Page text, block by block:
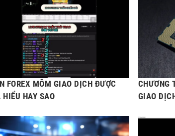
FOREX MÕM GIAO DỊCH ĐƯỢC
HIỂU HAY SAO
CHƯƠNG
GIAO